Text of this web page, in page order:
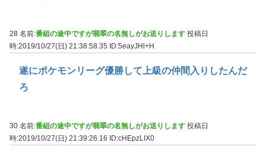
28 名前:番組の途中ですが翡翠の名無しがお送りします 投稿日
時:2019/10/27(日) 21:38:58.35 ID:5eayJHl+H
遂にポケモンリーグ優勝して上級の仲間入りしたんだ
ろ
30 名前:番組の途中ですが翡翠の名無しがお送りします 投稿日
時:2019/10/27(日) 21:39:26.16
ID:cHEpzLIX0